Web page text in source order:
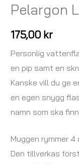
Pelargon
175,00 kr
Personlig
en pip samt en
Kanske vill du ge
en egen snygg
namn som ska
Muggen rymmer 4
Den tillverkas